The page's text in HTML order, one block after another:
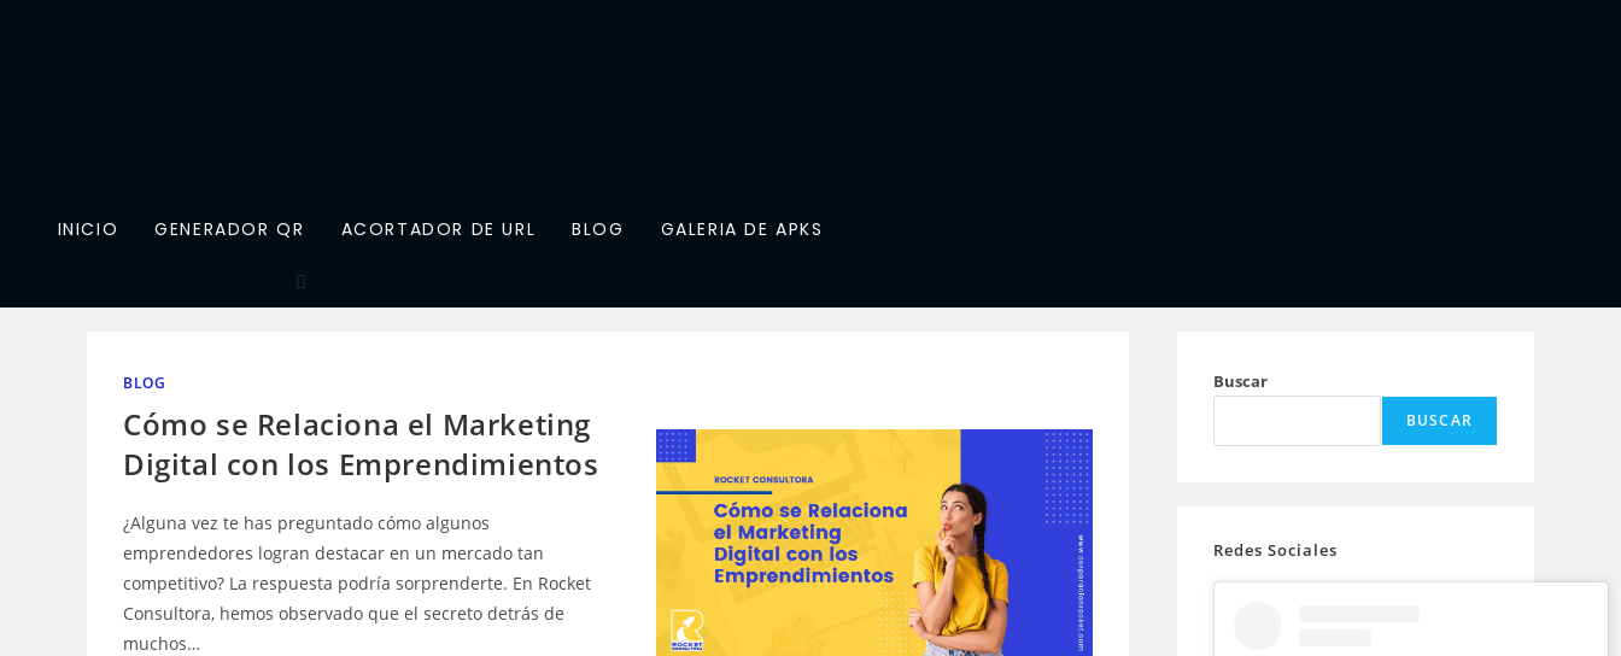
INICIO GENERADOR QR ACORTADOR DE URL BLOG GALERIA DE APKS
BLOG
Cómo se Relaciona el Marketing
Digital con los Emprendimientos
¿Alguna vez te has preguntado cómo algunos
emprendedores logran destacar en un mercado tan
competitivo? La respuesta podría sorprenderte. En Rocket
Consultora, hemos observado que el secreto detrás de
muchos…
Buscar
BUSCAR
Redes Sociales